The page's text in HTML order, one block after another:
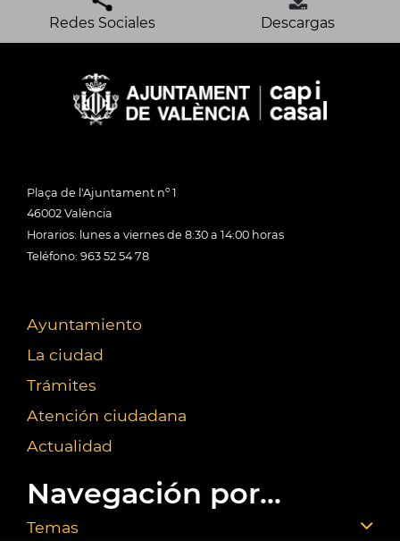
Redes Sociales Descargas
Plaça de l'Ajuntament nº 1
46002 València
Horarios: lunes a viernes de 8:30 a 14:00 horas
Teléfono: 963 52 54 78
Ayuntamiento
La ciudad
Trámites
Atención ciudadana
Actualidad
Navegación por...
Temas